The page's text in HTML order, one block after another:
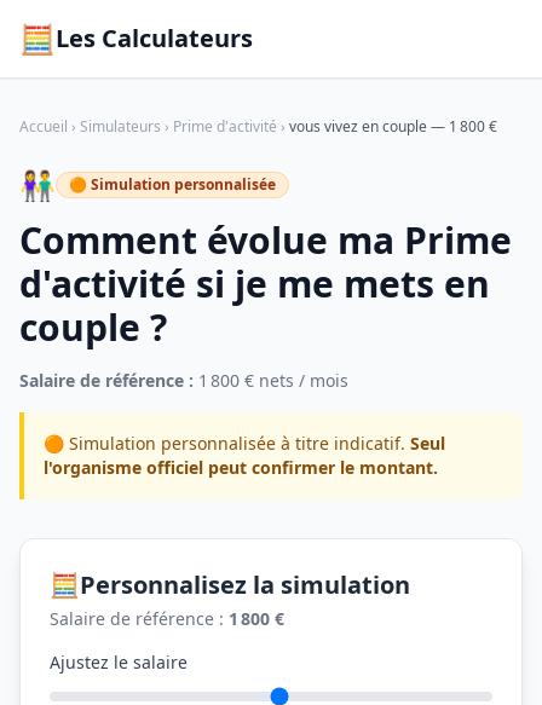
🧮Les Calculateurs
Accueil › Simulateurs › Prime d'activité › vous vivez en couple — 1 800 €
👫 🟠 Simulation personnalisée
Comment évolue ma Prime
d'activité si je me mets en
couple ?
Salaire de référence : 1 800 € nets / mois
🟠 Simulation personnalisée à titre indicatif. Seul
l'organisme officiel peut confirmer le montant.
🧮Personnalisez la simulation
Salaire de référence : 1 800 €
Ajustez le salaire